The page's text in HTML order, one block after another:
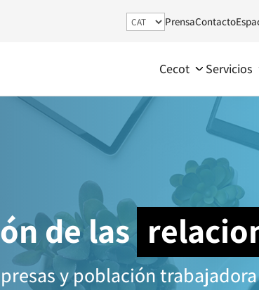
PrensaContacto
Cecot Servicios
de las
y población